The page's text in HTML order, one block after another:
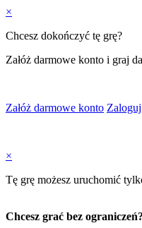
×
Chcesz dokończyć tę grę?
Załóż darmowe konto i graj
Załóż darmowe konto
×
Tę grę możesz uruchomić
Chcesz grać bez ograniczeń?